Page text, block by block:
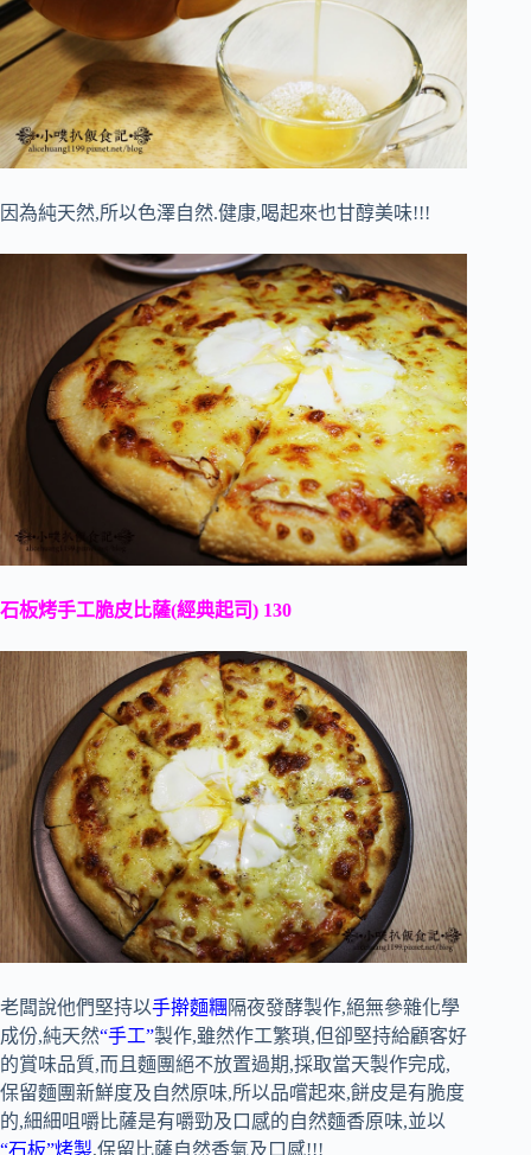
因為純天然,所以色澤自然.健康,喝起來也甘醇美味!!!
石板烤手工脆皮比薩(經典起司) 130
老闆說他們堅持以手擀麵糰 隔夜發酵製作,絕無參雜化學
成份,純天然“手工”製作,雖然作工繁瑣,但卻堅持給顧客好
的賞味品質,而且麵團絕不放置過期,採取當天製作完成,
保留麵團新鮮度及自然原味,所以品嚐起來,餅皮是有脆度
的,細細咀嚼比薩是有嚼勁及口感的自然麵香原味,並以
“石板”烤製,保留比薩自然香氣及口感!!!